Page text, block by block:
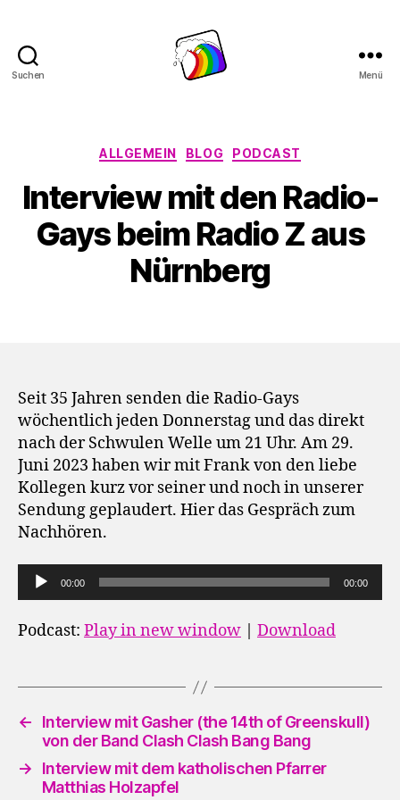
Suchen Menü
Kategorien
ALLGEMEIN BLOG PODCAST
Interview mit den Radio-
Gays beim Radio Z aus
Nürnberg
Seit 35 Jahren senden die Radio-Gays
wöchentlich jeden Donnerstag und das direkt
nach der Schwulen Welle um 21 Uhr. Am 29.
Juni 2023 haben wir mit Frank von den liebe
Kollegen kurz vor seiner und noch in unserer
Sendung geplaudert. Hier das Gespräch zum
Nachhören.
u
d
P
a
00:00 00:00
Podcast: Play in new window Download
←
Interview mit Gasher (the 14th of Greenskull)
von der Band Clash Clash Bang Bang
→
Interview mit dem katholischen Pfarrer
Matthias Holzapfel